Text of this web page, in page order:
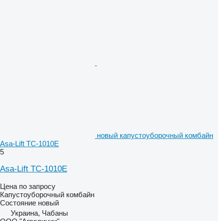
новый капустоуборочный комбайн
Asa-Lift TC-1010E
5
Asa-Lift TC-1010E
Цена по запросу
Капустоуборочный комбайн
Состояние новый
Украина, Чабаны